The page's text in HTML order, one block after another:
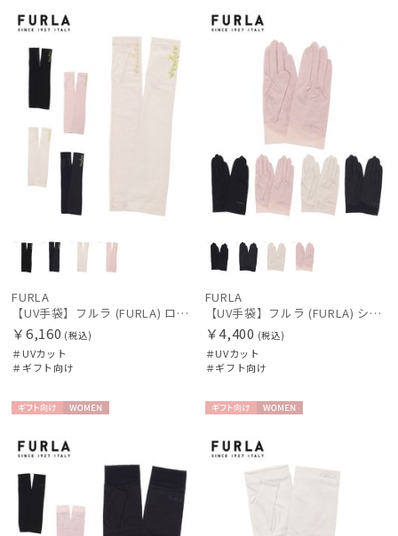
向け
N
FURLA
【UV手袋】フルラ (FURLA) ロング ＵＶ手袋 ミモザ 指無し 接触冷感
￥6,160 (税込)
＃UVカット
＃ギフト向け
向け
N
FURLA
【UV手袋】フルラ (FURLA) ショート ＵＶ手袋 ロゴ刺繍 5本指 接触冷感
￥4,400 (税込)
＃UVカット
＃ギフト向け
向け
N
向け
N